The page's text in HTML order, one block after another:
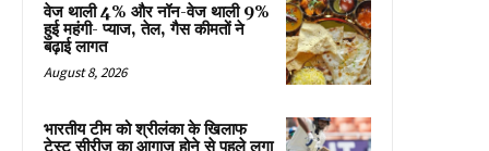
वेज थाली 4% और नॉन-वेज थाली 9%
हुई महंगी- प्याज, तेल, गैस कीमतों ने
बढ़ाई लागत
August 8, 2026
भारतीय टीम को श्रीलंका के खिलाफ